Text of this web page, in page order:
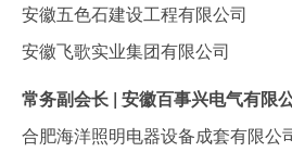
安徽五色石建设工程有限公司
安徽飞歌实业集团有限公司
常务副会长 | 安徽百事兴电气有限
合肥海洋照明电器设备成套有限公